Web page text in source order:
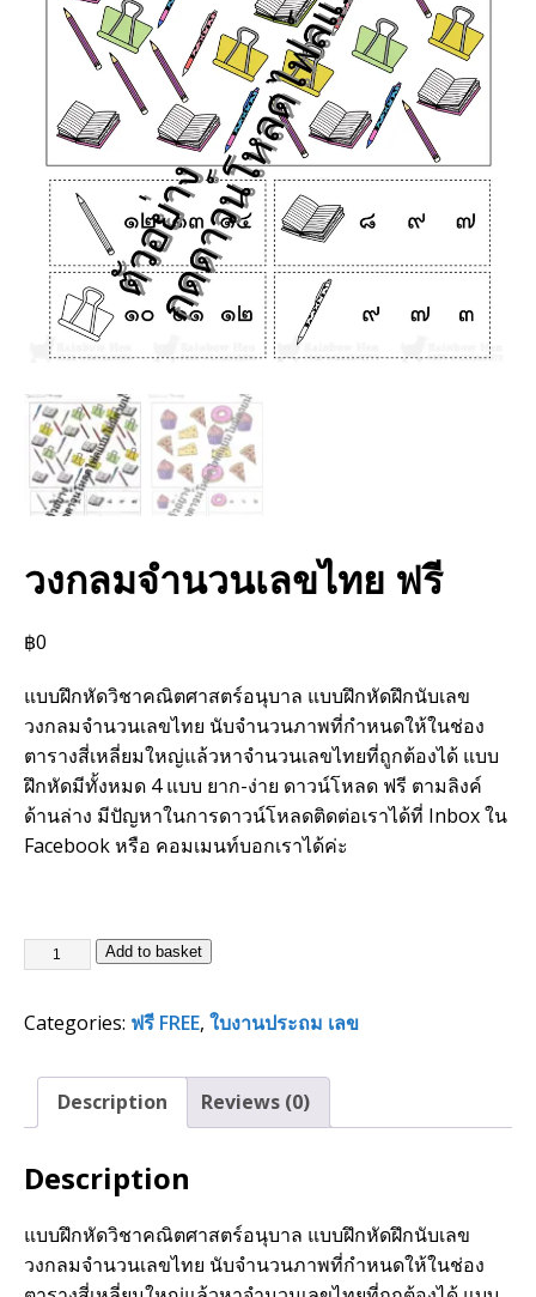
วงกลมจำนวนเลขไทย ฟรี
฿0
แบบฝึกหัดวิชาคณิตศาสตร์อนุบาล แบบฝึกหัดฝึกนับเลข
วงกลมจำนวนเลขไทย นับจำนวนภาพที่กำหนดให้ในช่อง
ตารางสี่เหลี่ยมใหญ่แล้วหาจำนวนเลขไทยที่ถูกต้องได้ แบบ
ฝึกหัดมีทั้งหมด 4 แบบ ยาก-ง่าย ดาวน์โหลด ฟรี ตามลิงค์
ด้านล่าง มีปัญหาในการดาวน์โหลดติดต่อเราได้ที่ Inbox ใน
Facebook หรือ คอมเมนท์บอกเราได้ค่ะ
Add to basket
Categories: ฟรี FREE, ใบงานประถม เลข
Description Reviews (0)
Description
แบบฝึกหัดวิชาคณิตศาสตร์อนุบาล แบบฝึกหัดฝึกนับเลข
วงกลมจำนวนเลขไทย นับจำนวนภาพที่กำหนดให้ในช่อง